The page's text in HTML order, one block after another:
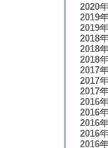
2020
2019
2019
2018
2018
2018
2017
2017
2017
2016
2016
2016
2016
2016